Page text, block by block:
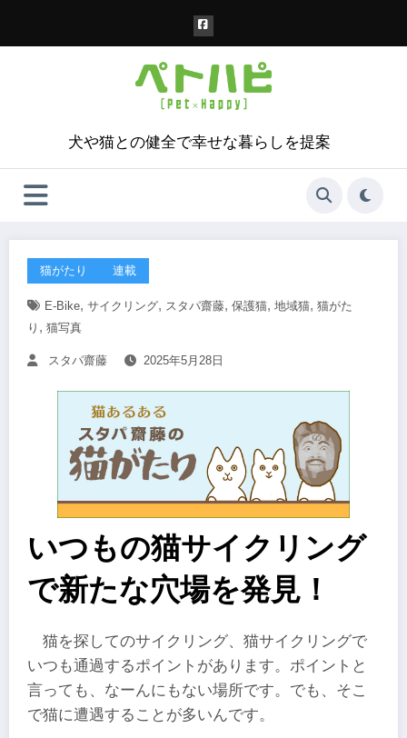
犬や猫との健全で幸せな暮らしを提案
猫がたり 連載
E-Bike, サイクリング, スタパ齋藤, 保護猫, 地域猫, 猫がた
り , 猫写真
スタパ齋藤 2025年5月28日
いつもの猫サイクリング
で新たな穴場を発見！
猫を探してのサイクリング、猫サイクリングで
いつも通過するポイントがあります。ポイントと
言っても、なーんにもない場所です。でも、そこ
で猫に遭遇することが多いんです。